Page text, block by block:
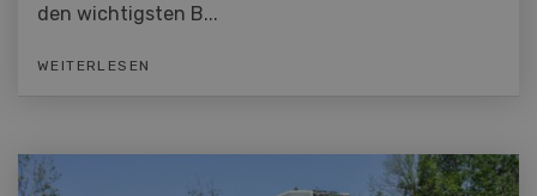
den wichtigsten B...
WEITERLESEN